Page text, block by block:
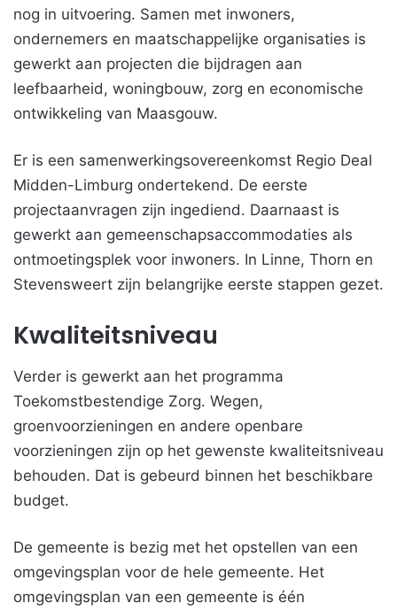
nog in uitvoering. Samen met inwoners,
ondernemers en maatschappelijke organisaties is
gewerkt aan projecten die bijdragen aan
leefbaarheid, woningbouw, zorg en economische
ontwikkeling van Maasgouw.
Er is een samenwerkingsovereenkomst Regio Deal
Midden-Limburg ondertekend. De eerste
projectaanvragen zijn ingediend. Daarnaast is
gewerkt aan gemeenschapsaccommodaties als
ontmoetingsplek voor inwoners. In Linne, Thorn en
Stevensweert zijn belangrijke eerste stappen gezet.
Kwaliteitsniveau
Verder is gewerkt aan het programma
Toekomstbestendige Zorg. Wegen,
groenvoorzieningen en andere openbare
voorzieningen zijn op het gewenste kwaliteitsniveau
behouden. Dat is gebeurd binnen het beschikbare
budget.
De gemeente is bezig met het opstellen van een
omgevingsplan voor de hele gemeente. Het
omgevingsplan van een gemeente is één